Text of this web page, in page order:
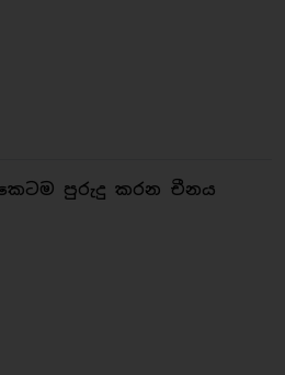
පුරුදු කරන චීනය